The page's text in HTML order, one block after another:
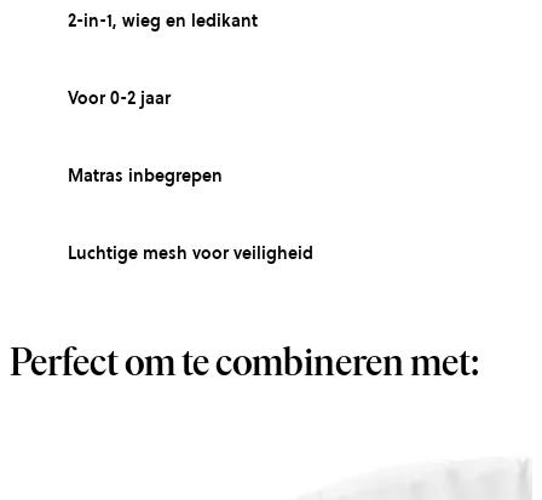
2-in-1, wieg en ledikant
Voor 0-2 jaar
Matras inbegrepen
Luchtige mesh voor veiligheid
Perfect om te combineren met: